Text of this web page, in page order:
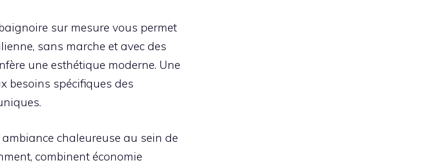
sur mesure vous permet
sans marche et avec des
une esthétique moderne. Une
besoins spécifiques des
chaleureuse au sein de
combinent économie